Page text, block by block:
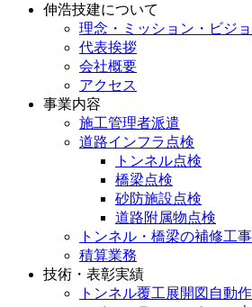
伸浩技建について
理念・ミッション・ビジ
代表挨拶
会社概要
アクセス
事業内容
施工管理者派遣
道路インフラ点検
トンネル点検
橋梁点検
砂防施設点検
道路附属物点検
トンネル・橋梁の補修工事
積算業務
技術・表彰実績
トンネル覆工展開図自動